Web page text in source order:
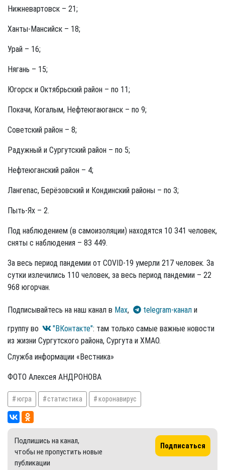
Нижневартовск – 21;
Ханты-Мансийск – 18;
Урай – 16;
Нягань – 15;
Югорск и Октябрьский район – по 11;
Покачи, Когалым, Нефтеюгаюганск – по 9;
Советский район – 8;
Радужный и Сургутский район – по 5;
Нефтеюганский район – 4;
Лангепас, Берёзовский и Кондинский районы – по 3;
Пыть-Ях – 2.
Под наблюдением (в самоизоляции) находятся 10 341 человек,
сняты с наблюдения – 83 449.
За весь период пандемии от COVID-19 умерли 217 человек. За
сутки излечились 110 человек, за весь период пандемии – 22
968 югорчан.
Подписывайтесь на наш канал в Max, telegram-канал и
группу во
"ВКонтакте": там только самые важные новости
из жизни Сургутского района, Сургута и ХМАО.
Служба информации «Вестника»
ФОТО Алексея АНДРОНОВА
югра статистика коронавирус
Подпишись на канал,
чтобы не пропустить новые
публикации
Подписаться